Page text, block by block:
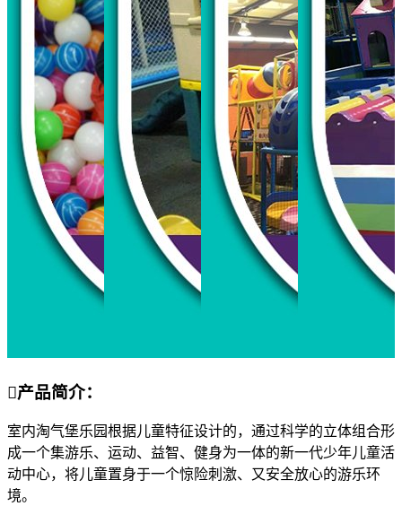
产品简介：
室内淘气堡乐园根据儿童特征设计的，通过科学的立体组合形
成一个集游乐、运动、益智、健身为一体的新一代少年儿童活
动中心，将儿童置身于一个惊险刺激、又安全放心的游乐环
境。